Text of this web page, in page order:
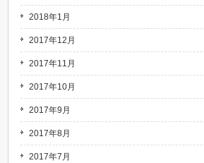
2018年1月
2017年12月
2017年11月
2017年10月
2017年9月
2017年8月
2017年7月